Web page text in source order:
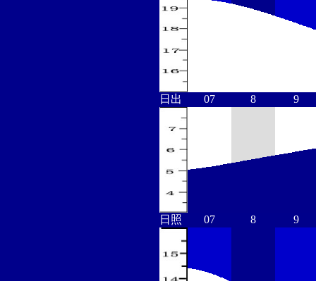
日出 07 8 9
日照 07 8 9